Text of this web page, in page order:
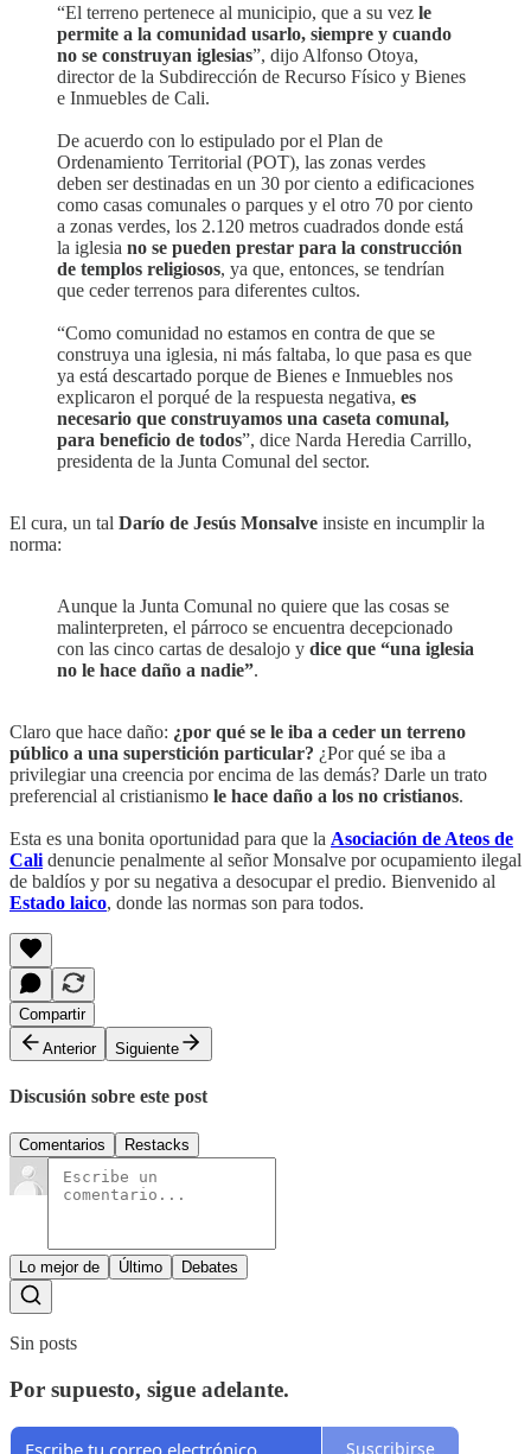
“El terreno pertenece al municipio, que a su vez le
permite a la comunidad usarlo, siempre y cuando
no se construyan iglesias”, dijo Alfonso Otoya,
director de la Subdirección de Recurso Físico y Bienes
e Inmuebles de Cali.
De acuerdo con lo estipulado por el Plan de
Ordenamiento Territorial (POT), las zonas verdes
deben ser destinadas en un 30 por ciento a edificaciones
como casas comunales o parques y el otro 70 por ciento
a zonas verdes, los 2.120 metros cuadrados donde está
la iglesia no se pueden prestar para la construcción
de templos religiosos, ya que, entonces, se tendrían
que ceder terrenos para diferentes cultos.
“Como comunidad no estamos en contra de que se
construya una iglesia, ni más faltaba, lo que pasa es que
ya está descartado porque de Bienes e Inmuebles nos
explicaron el porqué de la respuesta negativa, es
necesario que construyamos una caseta comunal,
para beneficio de todos”, dice Narda Heredia Carrillo,
presidenta de la Junta Comunal del sector.
El cura, un tal Darío de Jesús Monsalve insiste en incumplir la
norma:
Aunque la Junta Comunal no quiere que las cosas se
malinterpreten, el párroco se encuentra decepcionado
con las cinco cartas de desalojo y dice que “una iglesia
no le hace daño a nadie”.
Claro que hace daño: ¿por qué se le iba a ceder un terreno
público a una superstición particular? ¿Por qué se iba a
privilegiar una creencia por encima de las demás? Darle un trato
preferencial al cristianismo le hace daño a los no cristianos.
Esta es una bonita oportunidad para que la Asociación de Ateos de
Cali denuncie penalmente al señor Monsalve por ocupamiento ilegal
de baldíos y por su negativa a desocupar el predio. Bienvenido al
Estado laico, donde las normas son para todos.
Compartir
Anterior
Siguiente
Discusión sobre este post
Comentarios Restacks
Lo mejor de Último Debates
Sin posts
Por supuesto, sigue adelante.
Suscribirse